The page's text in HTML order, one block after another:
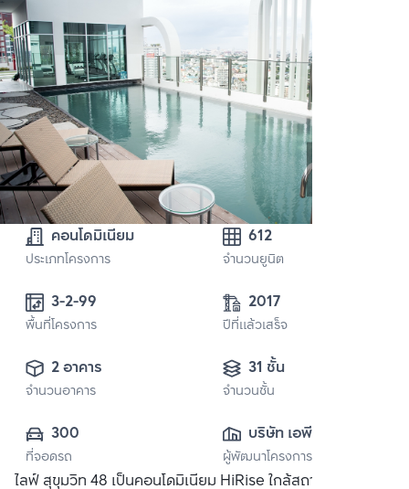
คอนโดมิเนียม
ประเภทโครงการ
612
จำนวนยูนิต
พื้นที่โครงการ
2017
ปีที่แล้วเสร็จ
2 อาคาร
จำนวนอาคาร
31 ชั้น
จำนวนชั้น
300
ที่จอดรถ
บริษัท เอพี (ไทย
แลนด์)
ผู้พัฒนาโครงการ
ไลฟ์ สุขุมวิท 48 เป็นคอนโดมิเนียม HiRise ใกล้สถานีพระโขนง